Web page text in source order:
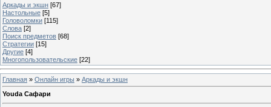
Аркады и экшн [67]
Настольные [5]
Головоломки [115]
Слова [2]
Поиск предметов [68]
Стратегии [15]
Другие [4]
Многопользовательские [22]
Главная » Онлайн игры » Аркады и экшн
Youda Сафари